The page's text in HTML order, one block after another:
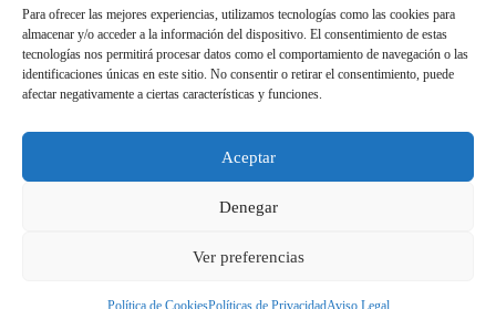
Para ofrecer las mejores experiencias, utilizamos tecnologías como las cookies para
almacenar y/o acceder a la información del dispositivo. El consentimiento de estas
tecnologías nos permitirá procesar datos como el comportamiento de navegación o las
identificaciones únicas en este sitio. No consentir o retirar el consentimiento, puede
afectar negativamente a ciertas características y funciones.
Aceptar
Denegar
Ver preferencias
Política de CookiesPolíticas de PrivacidadAviso Legal
Aviso legal